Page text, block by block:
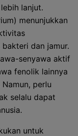
lanjut.
menunjukkan
dan jamur.
senyawa aktif
fenolik lainnya
perlu
selalu dapat
untuk